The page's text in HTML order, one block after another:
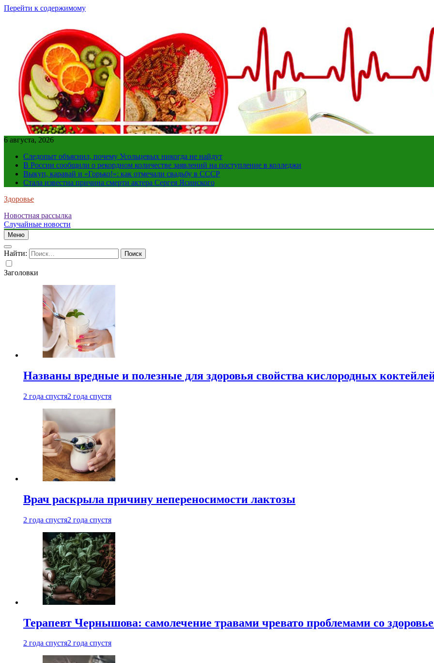
Перейти к содержимому
6 августа, 2026
Следопыт объяснил, почему Усольцевых никогда не найдут
В России сообщили о рекордном количестве заявлений на поступление в колледжи
Выкуп, каравай и «Горько!»: как отмечали свадьбу в СССР
Стала известна причина смерти актера Сергея Ясинского
Здоровье
Новостная рассылка
Случайные новости
Меню
Найти:
Заголовки
Названы вредные и полезные для здоровья свойства кислородных
2 года спустя2 года спустя
Врач раскрыла причину непереносимости лактозы
2 года спустя2 года спустя
Терапевт Чернышова: самолечение травами чревато проблемами со
2 года спустя2 года спустя